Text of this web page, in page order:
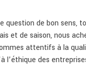
question de bon sens,
et de saison, nous
attentifs à la
l’éthique des